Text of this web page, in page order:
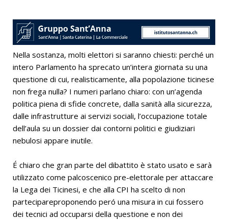
Nella sostanza, molti elettori si saranno chiesti: perché un
intero Parlamento ha sprecato un’intera giornata su una
questione di cui, realisticamente, alla popolazione ticinese
non frega nulla? I numeri parlano chiaro: con un’agenda
politica piena di sfide concrete, dalla sanità alla sicurezza,
dalle infrastrutture ai servizi sociali, l’occupazione totale
dell’aula su un dossier dai contorni politici e giudiziari
nebulosi appare inutile.
É chiaro che gran parte del dibattito è stato usato e sarà
utilizzato come palcoscenico pre-elettorale per attaccare
la Lega dei Ticinesi, e che alla CPI ha scelto di non
partecipareproponendo peró una misura in cui fossero
dei tecnici ad occuparsi della questione e non dei